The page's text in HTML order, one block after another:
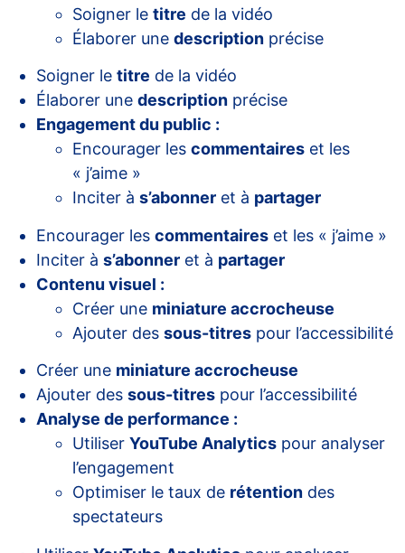
Soigner le titre de la vidéo
Élaborer une description précise
Soigner le titre de la vidéo
Élaborer une description précise
Engagement du public :
Encourager les commentaires et les
« j’aime »
Inciter à s’abonner et à partager
Encourager les commentaires et les « j’aime »
Inciter à s’abonner et à partager
Contenu visuel :
Créer une miniature accrocheuse
Ajouter des sous-titres pour l’accessibilité
Créer une miniature accrocheuse
Ajouter des sous-titres pour l’accessibilité
Analyse de performance :
Utiliser YouTube Analytics pour analyser
l’engagement
Optimiser le taux de rétention des
spectateurs